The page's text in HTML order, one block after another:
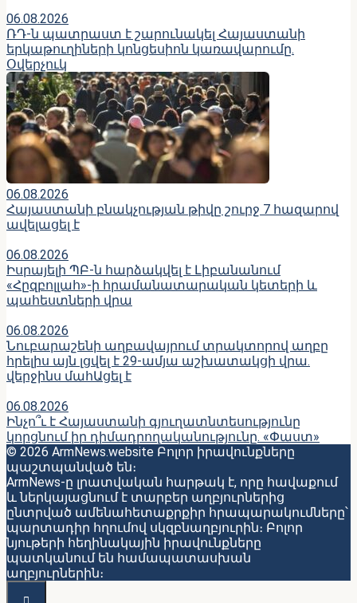
06.08.2026
ՌԴ-ն պատրաստ է շարունակել Հայաստանի
երկաթուղիների կոնցեսիոն կառավարումը.
Օվերչուկ
06.08.2026
Հայաստանի բնակչության թիվը շուրջ 7 հազարով
ավելացել է
06.08.2026
Իսրայելի ՊԲ-ն հարձակվել է Լիբանանում
«Հըզբոլլահ»-ի հրամանատարական կետերի և
պահեստների վրա
06.08.2026
Նուբարաշենի աղբավայրում տրակտորով աղբը
հրելիս այն լցվել է 29-ամյա աշխատակցի վրա.
վերջինս մահԱցել է
06.08.2026
Ինչո՞ւ է Հայաստանի գյուղատնտեսությունը
կորցնում իր դիմադրողականությունը. «Փաստ»
© 2026 ArmNews.website Բոլոր իրավունքները
պաշտպանված են։
ArmNews-ը լրատվական հարթակ է, որը հավաքում
և ներկայացնում է տարբեր աղբյուրներից
ընտրված ամենահետաքրքիր հրապարակումները՝
պարտադիր հղումով սկզբնաղբյուրին։ Բոլոր
նյութերի հեղինակային իրավունքները
պատկանում են համապատասխան
աղբյուրներին։